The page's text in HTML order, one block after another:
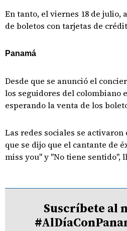
En tanto, el viernes 18 de julio,
de boletos con tarjetas de
Panamá
Desde que se anunció el
los seguidores del colombiano
esperando la venta de los
Las redes sociales se
que se dijo que el cantante de
miss you" y "No tiene sentido",
Suscríbete al